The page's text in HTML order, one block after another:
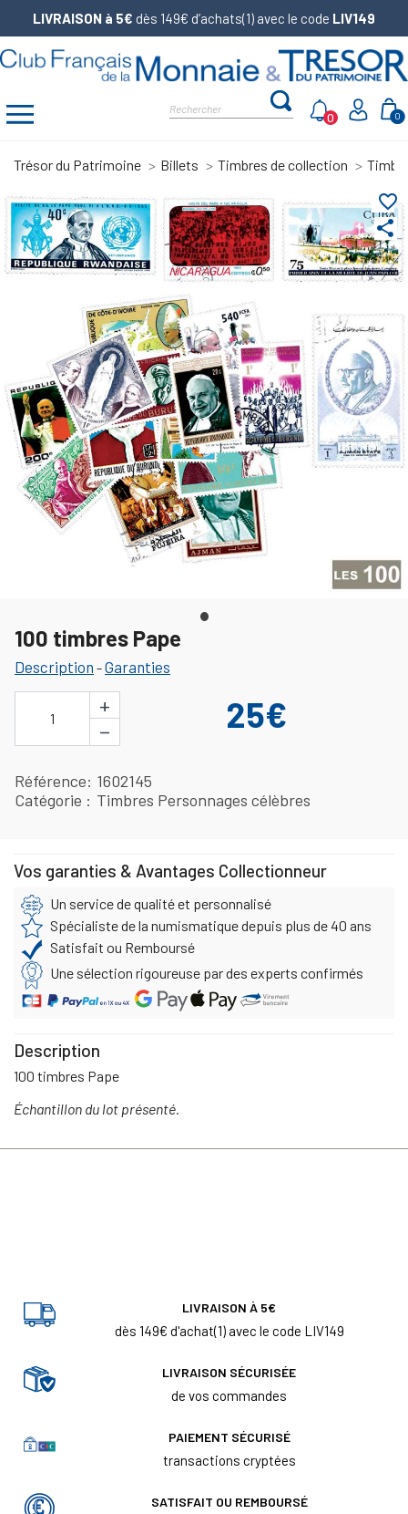
LIVRAISON à 5€ dès 149€ d’achats(1) avec le code LIV149
0
0
Trésor du Patrimoine Billets Timbres de collection
share
favorite_border
100 timbres Pape
Description -Garanties
1
+
−
25€
Référence 1602145
Catégorie
Timbres Personnages célèbres
Vos garanties & Avantages Collectionneur
Un service de qualité et personnalisé
Spécialiste de la numismatique depuis plus de 40 ans
Satisfait ou Remboursé
Une sélection rigoureuse par des experts confirmés
Description
100 timbres Pape
Échantillon du lot présenté.
LIVRAISON À 5€
dès 149€ d'achat(1) avec le code LIV149
LIVRAISON SÉCURISÉE
de vos commandes
PAIEMENT SÉCURISÉ
transactions cryptées
SATISFAIT OU REMBOURSÉ